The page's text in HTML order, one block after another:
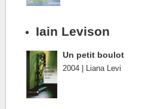
Iain Levison
Un petit boulot
2004 | Liana Levi